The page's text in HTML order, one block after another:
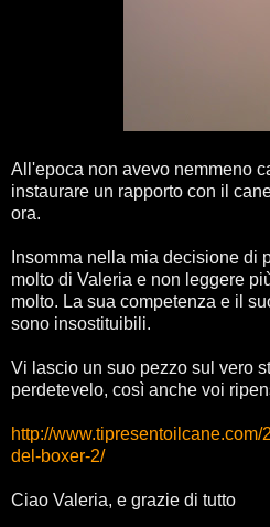
All'epoca non avevo nemmeno
instaurare un rapporto con il
ora.
Insomma nella mia decisione di
molto di Valeria e non leggere
molto. La sua competenza e il
sono insostituibili.
Vi lascio un suo pezzo sul vero
perdetevelo, così anche voi
http://
del-boxer-2/
Ciao Valeria, e grazie di tutto